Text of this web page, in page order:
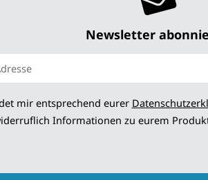
Newsletter
mir entsprechend eurer
Informationen zu eurem